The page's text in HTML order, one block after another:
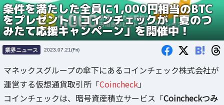
条件を満たした全員に1,000円相当のBTC
をプレゼント！コインチェックが「夏のつ
みたて応援キャンペーン」を開催中！
業界ニュース 2023.07.21(Fri) B!
マネックスグループの傘下にあるコインチェック株式会社が
運営する仮想通貨取引所「Coincheck」
コインチェックは、暗号資産積立サービス「Coincheckつみ